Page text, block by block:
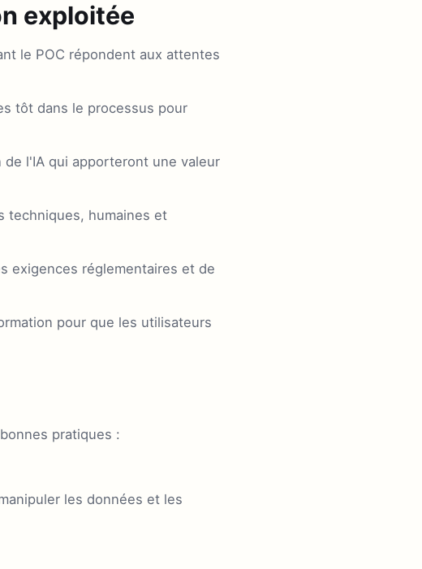
exploitée
le POC répondent aux attentes
tôt dans le processus pour
l'IA qui apporteront une valeur
techniques, humaines et
exigences réglementaires et de
pour que les utilisateurs
pratiques :
les données et les